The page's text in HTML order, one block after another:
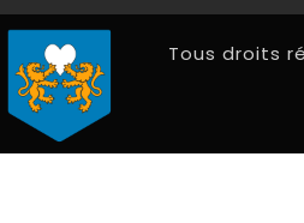
Tous droits